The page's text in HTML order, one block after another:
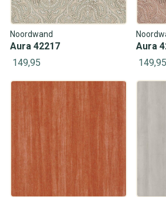
Noordwand
Aura 42217
149,95
Aura
149,95